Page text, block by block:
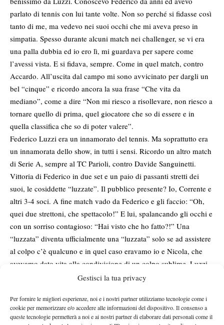
Gestisci la tua privacy
Per fornire le migliori esperienze, noi e i nostri partner utilizziamo tecnologie come i
cookie per memorizzare e/o accedere alle informazioni del dispositivo. Il consenso a
queste tecnologie permetterà a noi e ai nostri partner di elaborare dati personali come il
parlato di tennis con lui tante volte. Non so perché si fidasse così
tanto di me, ma vedevo nei suoi occhi che mi aveva preso in
simpatia. Spesso durante alcuni match nei challenger, se vi era
una palla dubbia ed io ero lì, mi guardava per sapere come
l’avessi vista. E si fidava, sempre. Come in quel match, contro
Accardo. All’uscita dal campo mi sono avvicinato per dargli un
bel “cinque” e ricordo ancora la sua frase “Che vita da
mediano”, come a dire “Non mi riesco a risollevare, non riesco a
tornare quello di prima, quel giocatore che so di essere e in
quella classifica che so di poter valere”.
Federico Luzzi era un innamorato del tennis. Ma soprattutto era
un innamorata dello show, in tutti i sensi. Ricordo un altro match
di Serie A, sempre al TC Parioli, contro Davide Sanguinetti.
Vittoria di Federico in due set e un paio di passanti stretti dei
suoi, le cosiddette “luzzate”. Il pubblico presente? Io, Corrente e
altri 3-4 soci. A fine match vado da Federico e gli faccio: “Oh,
quei due strettoni, che spettacolo!” E lui, spalancando gli occhi e
con un sorriso contagioso: “Hai visto che ho fatto?!” Una
“luzzata” diventa ufficialmente una “luzzata” solo se ad assistere
al colpo c’è qualcuno e in quel caso eravamo io e Nicola, che
avevamo dato vita alla condivisione di un colpo sublime. Luzzi
era un animale da grandi stadi e grandi palcoscenici.
Clement, o al match di Davis con Liukko, vorrei ricordare la
sfida al primo turno di qualificazioni di Roma contro Kriston